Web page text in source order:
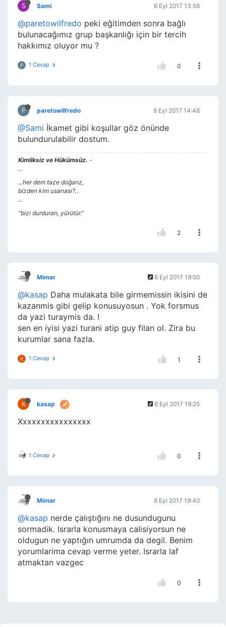
S Sami 6 Eyl 2017 13:56
@paretowilfredo peki eğitimden sonra bağlı
bulunacağımız grup başkanlığı için bir tercih
hakkımız oluyor mu ?
P 1 Cevap 0
P paretowilfredo 6 Eyl 2017 14:48
@Sami İkamet gibi koşullar göz önünde
bulundurulabilir dostum.
Kimliksiz ve Hükümsüz. -
...
...her dem taze doğarız,
bizden kim usanası?..
...
"bizi durduran, yürütür."
2
Mimar 6 Eyl 2017 19:00
@kasap Daha mulakata bile girmemissin ikisini de
kazanmis gibi gelip konusuyosun . Yok forsmus
da yazi turaymis da. !
sen en iyisi yazi turani atip guy filan ol. Zira bu
kurumlar sana fazla.
K 1 Cevap 1
K kasap 6 Eyl 2017 19:25
Xxxxxxxxxxxxxxxx
1 Cevap 0
Mimar 6 Eyl 2017 19:40
@kasap nerde çalıştığını ne dusundugunu
sormadik. Israrla konusmaya calisiyorsun ne
oldugun ne yaptığın umrumda da degil. Benim
yorumlarima cevap verme yeter. Israrla laf
atmaktan vazgec
0